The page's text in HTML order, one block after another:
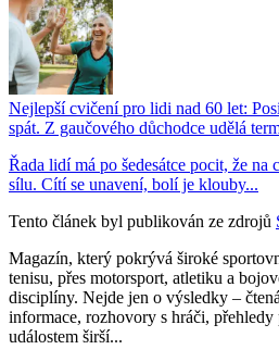
Nejlepší cvičení pro lidi nad 60 let:
spát. Z gaučového důchodce udělá
Řada lidí má po šedesátce pocit, že na
sílu. Cítí se unavení, bolí je klouby...
Tento článek byl publikován ze zdrojů
Magazín, který pokrývá široké
tenisu, přes motorsport, atletiku a
disciplíny. Nejde jen o výsledky –
informace, rozhovory s hráči, přehledy
událostem širší...